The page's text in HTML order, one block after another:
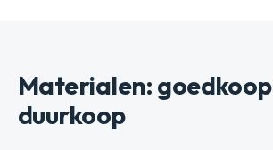
Materialen:
duurkoop